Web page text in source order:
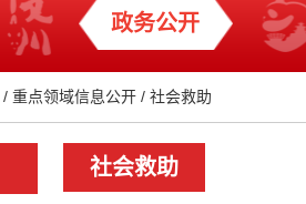
政务公开
/ 重点领域信息公开 / 社会救助
社会救助